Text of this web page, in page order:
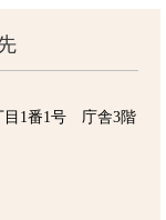
目1番1号 庁舎3階